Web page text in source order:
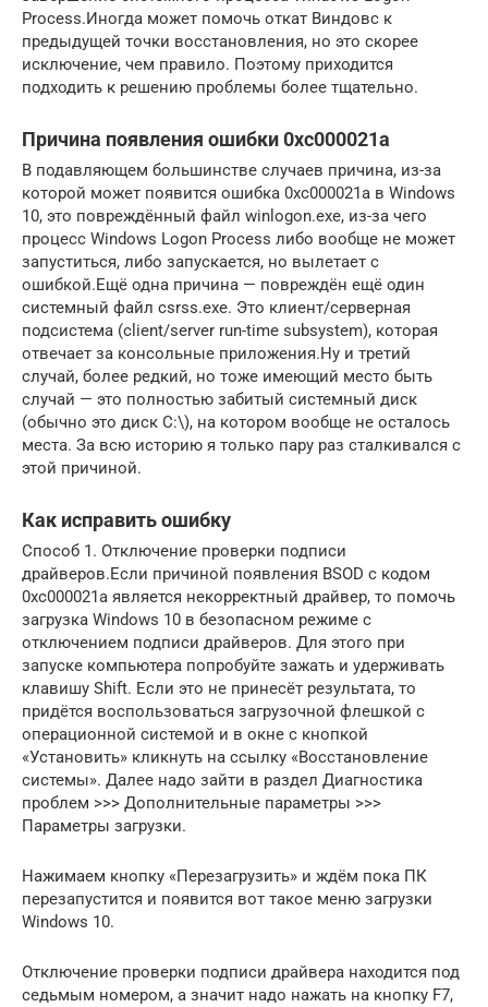
Process.Иногда может помочь откат Виндовс к
предыдущей точки восстановления, но это скорее
исключение, чем правило. Поэтому приходится
подходить к решению проблемы более тщательно.
Причина появления ошибки 0xc000021a
В подавляющем большинстве случаев причина, из-за
которой может появится ошибка 0xc000021a в Windows
10, это повреждённый файл winlogon.exe, из-за чего
процесс Windows Logon Process либо вообще не может
запуститься, либо запускается, но вылетает с
ошибкой.Ещё одна причина — повреждён ещё один
системный файл csrss.exe. Это клиент/серверная
подсистема (client/server run-time subsystem), которая
отвечает за консольные приложения.Ну и третий
случай, более редкий, но тоже имеющий место быть
случай — это полностью забитый системный диск
(обычно это диск C:\), на котором вообще не осталось
места. За всю историю я только пару раз сталкивался с
этой причиной.
Как исправить ошибку
Способ 1. Отключение проверки подписи
драйверов.Если причиной появления BSOD с кодом
0xc000021a является некорректный драйвер, то помочь
загрузка Windows 10 в безопасном режиме с
отключением подписи драйверов. Для этого при
запуске компьютера попробуйте зажать и удерживать
клавишу Shift. Если это не принесёт результата, то
придётся воспользоваться загрузочной флешкой c
операционной системой и в окне с кнопкой
«Установить» кликнуть на ссылку «Восстановление
системы». Далее надо зайти в раздел Диагностика
проблем >>> Дополнительные параметры >>>
Параметры загрузки.
Нажимаем кнопку «Перезагрузить» и ждём пока ПК
перезапустится и появится вот такое меню загрузки
Windows 10.
Отключение проверки подписи драйвера находится под
седьмым номером, а значит надо нажать на кнопку F7,